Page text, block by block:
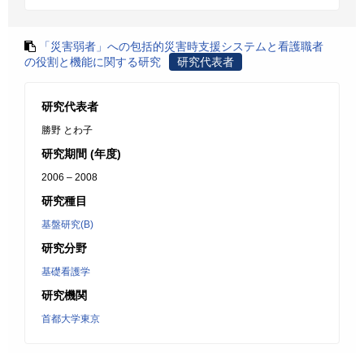
「災害弱者」への包括的災害時支援システムと看護職者
の役割と機能に関する研究
研究代表者
研究代表者
勝野 とわ子
研究期間 (年度)
2006 – 2008
研究種目
基盤研究(B)
研究分野
基礎看護学
研究機関
首都大学東京